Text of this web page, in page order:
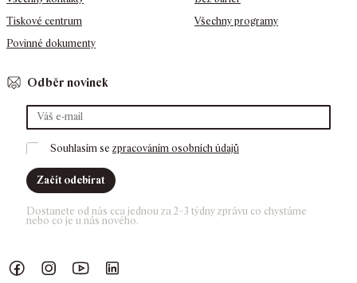
Tiskové centrum
Povinné dokumenty
Všechny programy
Odběr novinek
Souhlasím se zpracováním osobních údajů
Začít odebírat
Dostanete od nás cca jednou za 2–3 týdny zprávu co chystáme
nebo co je u nás nového.
Náš FacebookGASK InstagramGASK YouTube kanál